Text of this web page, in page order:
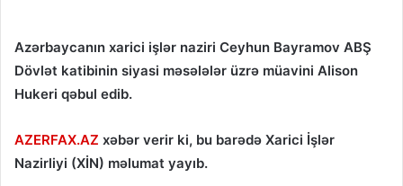
Azərbaycanın xarici işlər naziri Ceyhun Bayramov ABŞ
Dövlət katibinin siyasi məsələlər üzrə müavini Alison
Hukeri qəbul edib.
AZERFAX.AZ xəbər verir ki, bu barədə Xarici İşlər
Nazirliyi (XİN) məlumat yayıb.